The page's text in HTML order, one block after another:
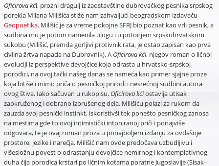
Oficirova kći, prozni dragulj iz zaostavštine dubrovačkog pesnika srpskog
porekla Milana Milišića stiže nam zahvaljući beogradskom izdavaču
Geopoetika. Milišić je za vreme pokojne SFRJ bio poznat kao vrli pesnik, a
sudbina mu je potom namenila ulogu i u potonjem srpskohrvatskom
sukobu (Milišić, premda gorljivi protivnik rata, je ostao zapisan kao prva
civilna žrtva napada na Dubrovnik). A Oficirova kći, njegov roman o ličnoj
evoluciji iz perspektive devojčice koja odrasta u hrvatsko-srpskoj
porodici, na ovoj tački našeg danas se nameća kao primer sjajne proze
koja bitiše i mimo priča o pesničkoj prirodi i nesrećnoj sudbini autora
ovog štiva. Iako sačuvan u rukopisu, Oficirova kćiostavlja utisak
zaokruženog i dobrano izbrušenog dela. Milišiću polazi za rukom da
zauzda svoj pesnički instinkt, iskoristivši tek ponešto pesničkog zanosa
na mestima gde to ovoj intimistički intoniranoj priči i ponajviše
odgovara, te je ovaj roman proza u ponajboljem izdanju za ovdašnje
prostore, jezike i narečja. Milišić nam ovde predočava uzbudljivu i
višesložnu povest o odrastanju devojčice nemirnog i kontemplativnog
duha čija porodica krstari po ličnim kotama poratne Jugoslavije (Sisak-